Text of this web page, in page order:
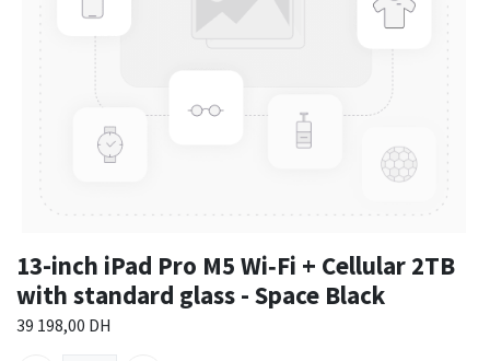
13-inch iPad Pro M5 Wi‑Fi + Cellular 2TB
with standard glass - Space Black
39 198,00 DH